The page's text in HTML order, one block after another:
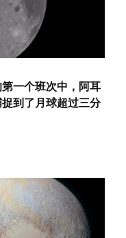
一个班次中，阿耳
到了月球超过三分